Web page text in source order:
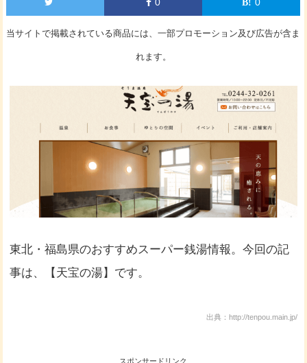
当サイトで掲載されている商品には、一部プロモーション及び広告が含ま
れます。
東北・福島県のおすすめスーパー銭湯情報。今回の記
事は、【天宝の湯】です。
出典：http://tenpou.main.jp/
スポンサードリンク